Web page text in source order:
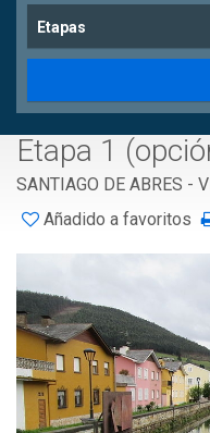
Etapas
Etapa 1
SANTIAGO DE ABRES -
Añadido a favoritos